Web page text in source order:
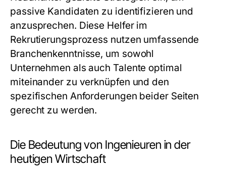
passive Kandidaten zu identifizieren und
anzusprechen. Diese Helfer im
Rekrutierungsprozess nutzen umfassende
Branchenkenntnisse, um sowohl
Unternehmen als auch Talente optimal
miteinander zu verknüpfen und den
spezifischen Anforderungen beider Seiten
gerecht zu werden.
Die Bedeutung von Ingenieuren in der
heutigen Wirtschaft